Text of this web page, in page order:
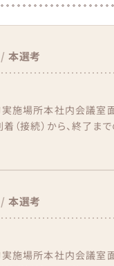
/ 本選考
施場所本社内会議室
（接続）から、終了ま
/ 本選考
施場所本社内会議室